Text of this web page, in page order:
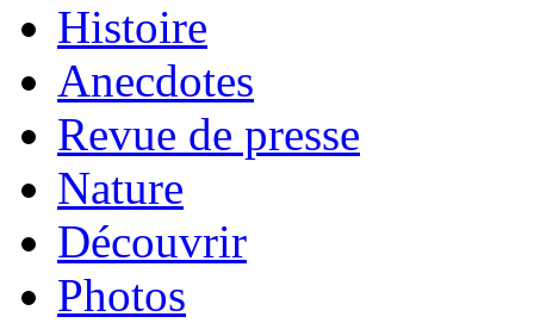
Histoire
Anecdotes
Revue de presse
Nature
Découvrir
Photos